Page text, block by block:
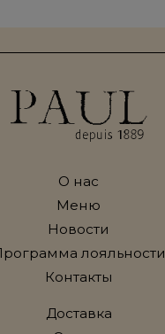
О нас
Меню
Новости
лояльности
Контакты
Доставка